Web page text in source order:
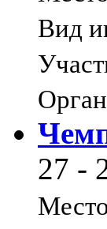
Вид
27 -